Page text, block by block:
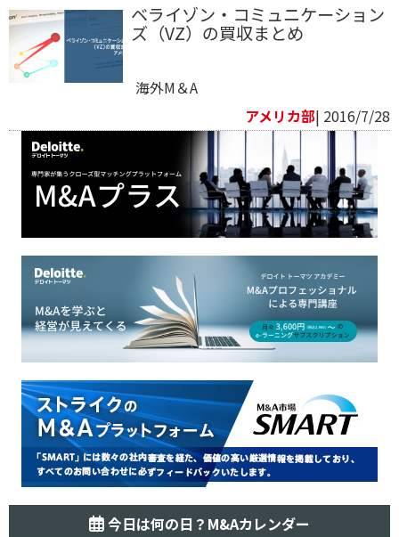
ベライゾン・コミュニケーション
ズ（VZ）の買収まとめ
海外M＆A
アメリカ部| 2016/7/28
今日は何の日？M&Aカレンダー